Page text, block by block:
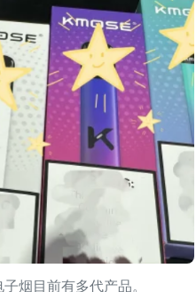
烟目前有多代产品。